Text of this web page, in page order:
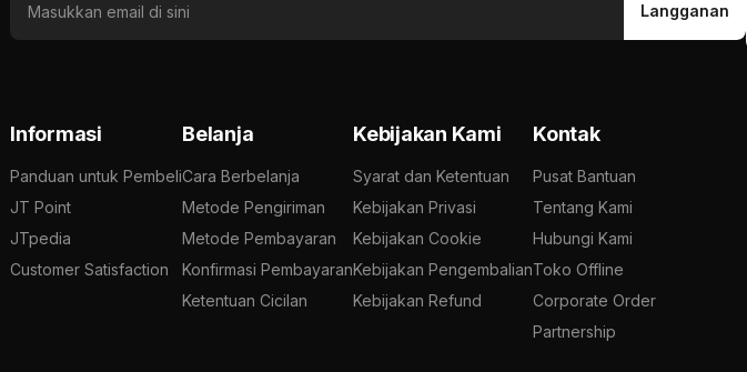
Langganan
Informasi
Panduan untuk Pembeli
JT Point
JTpedia
Customer Satisfaction
Belanja
Cara Berbelanja
Metode Pengiriman
Metode Pembayaran
Konfirmasi Pembayaran
Ketentuan Cicilan
Kebijakan Kami
Syarat dan Ketentuan
Kebijakan Privasi
Kebijakan Cookie
Kebijakan Pengembalian
Kebijakan Refund
Kontak
Pusat Bantuan
Tentang Kami
Hubungi Kami
Toko Offline
Corporate Order
Partnership